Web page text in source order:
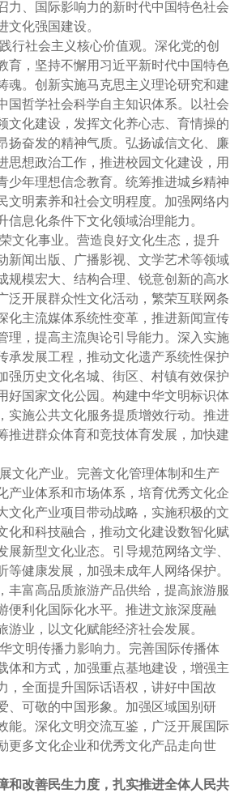
力、国际影响力的新时代中国特色社会
文化强国建设。
社会主义核心价值观。深化党的创
育，坚持不懈用习近平新时代中国特色
魂。创新实施马克思主义理论研究和建
国哲学社会科学自主知识体系。以社会
文化建设，发挥文化养心志、育情操的
扬奋发的精神气质。弘扬诚信文化、廉
思想政治工作，推进校园文化建设，用
少年理想信念教育。统筹推进城乡精神
文明素养和社会文明程度。加强网络内
信息化条件下文化领域治理能力。
化事业。营造良好文化生态，提升
新闻出版、广播影视、文学艺术等领域
规模宏大、结构合理、锐意创新的高水
泛开展群众性文化活动，繁荣互联网条
化主流媒体系统性变革，推进新闻宣传
理，提高主流舆论引导能力。深入实施
承发展工程，推动文化遗产系统性保护
强历史文化名城、街区、村镇有效保护
好国家文化公园。构建中华文明标识体
实施公共文化服务提质增效行动。推进
推进群众体育和竞技体育发展，加快建
化产业。完善文化管理体制和生产
产业体系和市场体系，培育优秀文化企
文化产业项目带动战略，实施积极的文
化和科技融合，推动文化建设数智化赋
展新型文化业态。引导规范网络文学、
等健康发展，加强未成年人网络保护。
丰富高品质旅游产品供给，提高旅游服
便利化国际化水平。推进文旅深度融
游业，以文化赋能经济社会发展。
明传播力影响力。完善国际传播体
体和方式，加强重点基地建设，增强主
，全面提升国际话语权，讲好中国故
、可敬的中国形象。加强区域国别研
能。深化文明交流互鉴，广泛开展国际
更多文化企业和优秀文化产品走向世
和改善民生力度，扎实推进全体人民共